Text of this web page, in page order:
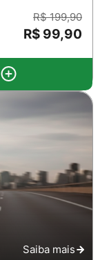
R$ 199,90
R$ 99,90
Saiba mais